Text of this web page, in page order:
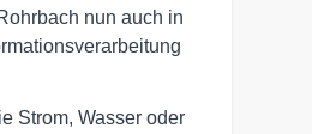
nun auch in
Strom, Wasser oder